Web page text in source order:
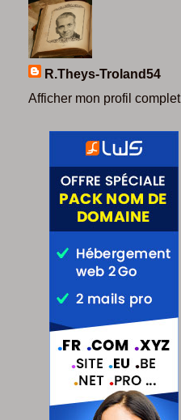
R.Theys-Troland54
Afficher mon profil complet